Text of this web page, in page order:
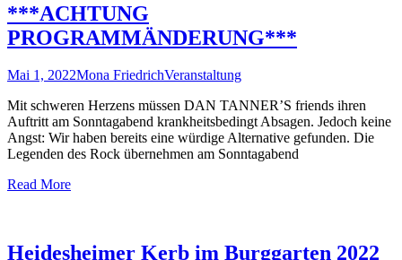
***ACHTUNG
PROGRAMMÄNDERUNG***
Mai 1, 2022Mona FriedrichVeranstaltung
Mit schweren Herzens müssen DAN TANNER’S friends ihren
Auftritt am Sonntagabend krankheitsbedingt Absagen. Jedoch keine
Angst: Wir haben bereits eine würdige Alternative gefunden. Die
Legenden des Rock übernehmen am Sonntagabend
Read More
Heidesheimer Kerb im Burggarten 2022